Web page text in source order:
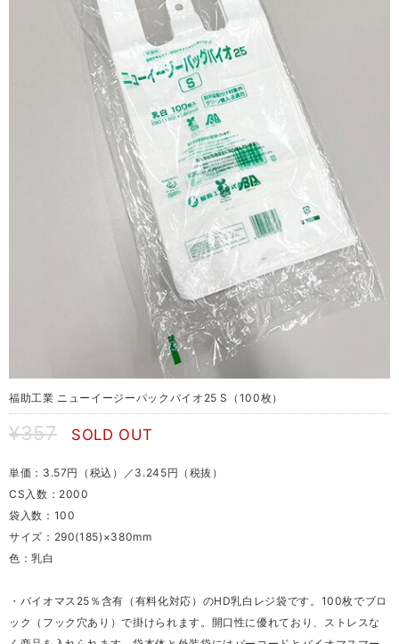
福助工業 ニューイージーパックバイオ25 S（100枚）
¥357 SOLD OUT
単価：3.57円（税込）／3.245円（税抜）
CS入数：2000
袋入数：100
サイズ：290(185)×380mm
色：乳白
・バイオマス25％含有（有料化対応）のHD乳白レジ袋です。100枚でブロ
ック（フック穴あり）で掛けられます。開口性に優れており、ストレスな